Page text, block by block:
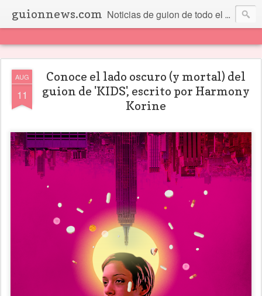
guionnews.com Noticias de guion de todo el mundo... Y más.
AUG
11
Conoce el lado oscuro (y mortal) del
guion de 'KIDS', escrito por Harmony
Korine